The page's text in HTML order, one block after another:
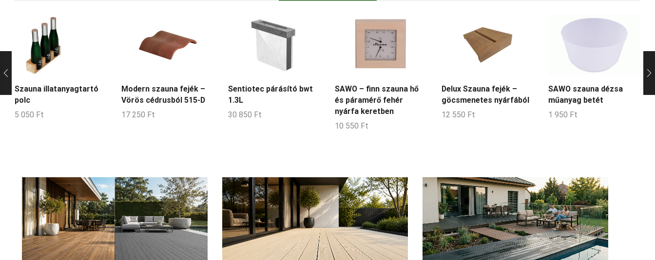
Szauna illatanyagtartó
polc
5 050 Ft
Modern szauna fejék –
Vörös cédrusból 515-D
17 250 Ft
Sentiotec párásító bwt
1.3L
30 850 Ft
SAWO – finn szauna hő
és páramérő fehér
nyárfa keretben
10 550 Ft
Delux Szauna fejék –
göcsmenetes nyárfából
12 550 Ft
SAWO szauna dézsa
műanyag betét
1 950 Ft